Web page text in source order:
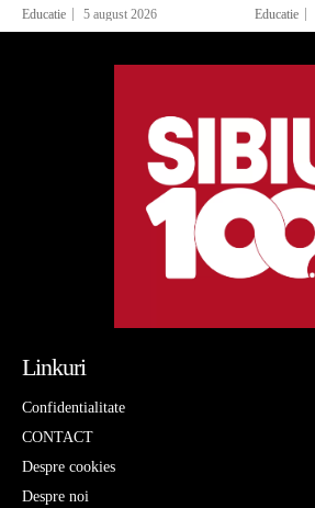
Educatie 5 august 2026 Educatie
Linkuri
Confidentialitate
CONTACT
Despre cookies
Despre noi